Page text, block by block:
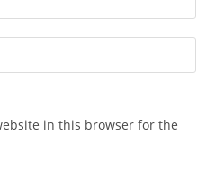
in this browser for the